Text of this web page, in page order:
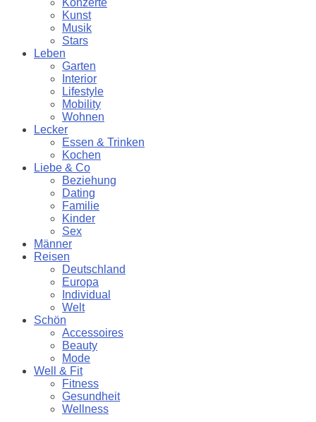
Kunst
Musik
Stars
Leben
Garten
Interior
Lifestyle
Mobility
Wohnen
Lecker
Essen & Trinken
Kochen
Liebe & Co
Beziehung
Dating
Familie
Kinder
Sex
Männer
Reisen
Deutschland
Europa
Individual
Welt
Schön
Accessoires
Beauty
Mode
Well & Fit
Fitness
Gesundheit
Wellness